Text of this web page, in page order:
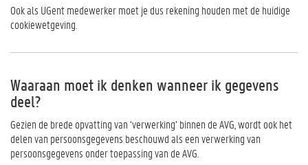
Ook als UGent medewerker moet je dus rekening houden met de huidige
cookiewetgeving.
Waaraan moet ik denken wanneer ik gegevens
deel?
Gezien de brede opvatting van ‘verwerking’ binnen de AVG, wordt ook het
delen van persoonsgegevens beschouwd als een verwerking van
persoonsgegevens onder toepassing van de AVG.